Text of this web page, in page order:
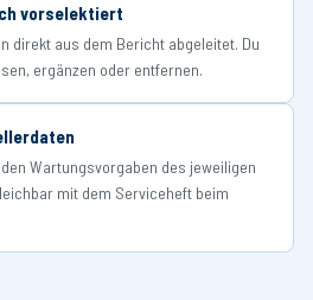
vorselektiert
direkt aus dem Bericht abgeleitet. Du
ergänzen oder entfernen.
Wartungsvorgaben des jeweiligen
mit dem Serviceheft beim